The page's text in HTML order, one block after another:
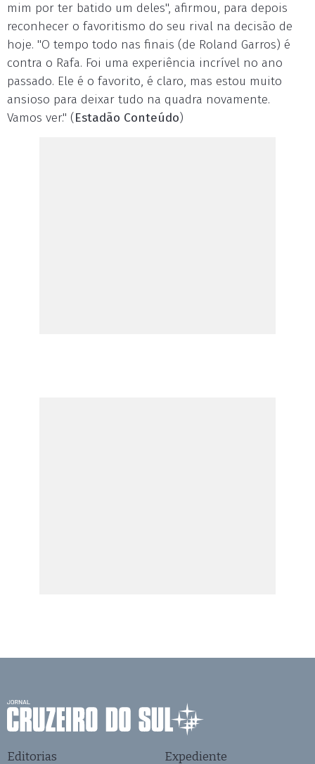
mim por ter batido um deles", afirmou, para depois
reconhecer o favoritismo do seu rival na decisão de
hoje. "O tempo todo nas finais (de Roland Garros) é
contra o Rafa. Foi uma experiência incrível no ano
passado. Ele é o favorito, é claro, mas estou muito
ansioso para deixar tudo na quadra novamente.
Vamos ver." (Estadão Conteúdo)
Editorias Expediente